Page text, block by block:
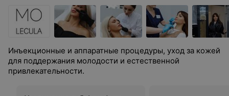
Инъекционные и аппаратные процедуры, уход за кожей
для поддержания молодости и естественной
привлекательности.